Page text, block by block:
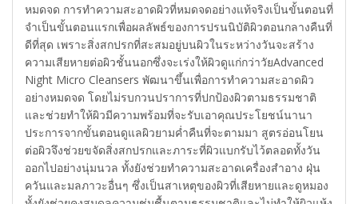
หมดจด การทำความสะอาดผิวที่หมดจดอย่างแท้จริงเป็นขั้นตอนที่
จำเป็นขั้นตอนแรกเพื่อผลลัพธ์ของการปรนนิบัติผิวตอนกลางคืนที่
ดีที่สุด เพราะสิ่งสกปรกที่สะสมอยู่บนผิวในระหว่างวันจะสร้าง
ความเสียหายต่อผิวชั้นนอกซึ่งจะเร่งให้ผิวดูแก่กว่าวัยAdvanced
Night Micro Cleansers พัฒนาขึ้นเพื่อการทำความสะอาดผิว
อย่างหมดจด โดยไม่รบกวนปราการที่ปกป้องผิวตามธรรมชาติ
และช่วยทำให้ผิวมีความพร้อมที่จะรับเอาคุณประโยชน์นานา
ประการจากขั้นตอนดูแลผิวยามค่ำคืนที่จะตามมา สูตรอ่อนโยน
ต่อผิวจึงช่วยขจัดสิ่งสกปรกและภาระที่ผิวแบกรับไว้ตลอดทั้งวัน
ออกไปอย่างนุ่มนวล ทั้งยังช่วยทำความสะอาดเครื่องสำอาง ฝุ่น
ควันและมลภาวะอื่นๆ ซึ่งเป็นสาเหตุของผิวที่เสียหายและดูหมอง